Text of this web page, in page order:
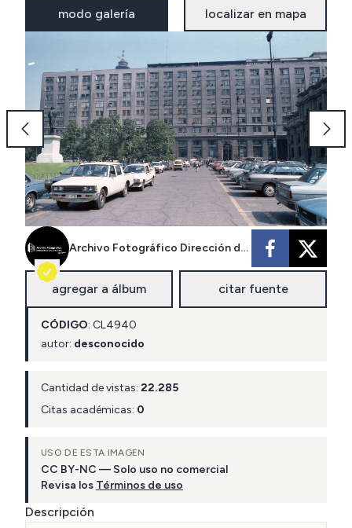
modo galería localizar en mapa
Archivo Fotográfico Dirección de Arquitectura MOP
agregar a álbum citar fuente
CÓDIGO: CL4940
autor: desconocido
Cantidad de vistas: 22.285
Citas académicas: 0
USO DE ESTA IMAGEN
CC BY-NC — Solo uso no comercial
Revisa los Términos de uso
Descripción